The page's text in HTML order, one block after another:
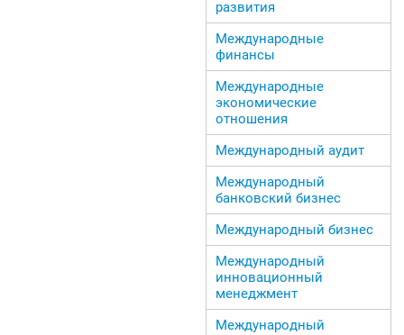
развития
Международные
финансы
Международные
экономические
отношения
Международный аудит
Международный
банковский бизнес
Международный бизнес
Международный
инновационный
менеджмент
Международный